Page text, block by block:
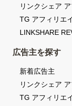
リンクシェア
TG アフィリエ
LINKSHARE
広告主を探す
新着広告主
リンクシェア
TG アフィリエ